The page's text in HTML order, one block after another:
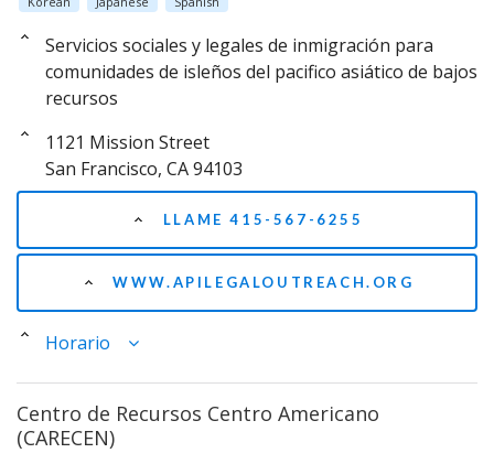
Servicios sociales y legales de inmigración para
comunidades de isleños del pacifico asiático de bajos
recursos
1121 Mission Street
San Francisco, CA 94103
LLAME 415-567-6255
WWW.APILEGALOUTREACH.ORG
Horario
Centro de Recursos Centro Americano
(CARECEN)